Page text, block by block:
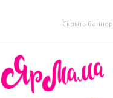
Скрыть баннер